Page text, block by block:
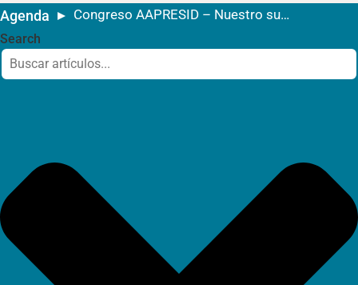
Agenda Congreso AAPRESID – Nuestro suelo. Nuestra voz
Search